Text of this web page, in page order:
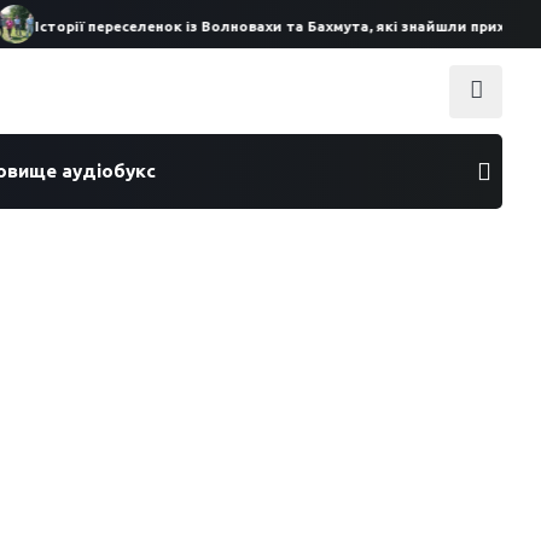
Історії переселенок із Волновахи та Бахмута, які знайшли
аудіобукс